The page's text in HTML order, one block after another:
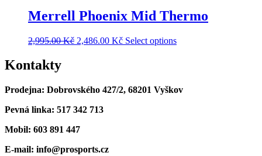
Merrell Phoenix Mid Thermo
2,995.00Kč 2,486.00 Kč Select options
Kontakty
Prodejna: Dobrovského 427/2, 68201 Vyškov
Pevná linka: 517 342 713
Mobil: 603 891 447
E-mail: info@prosports.cz